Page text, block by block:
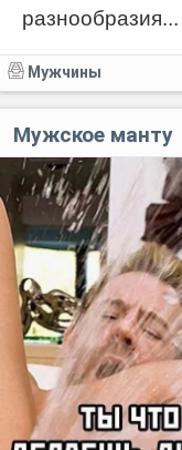
разнообразия...
Мужчины
Мужское манту